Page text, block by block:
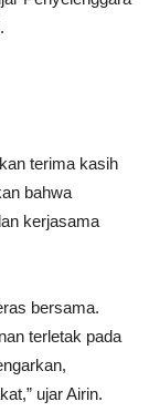
terima kasih
bahwa
kerjasama
bersama.
terletak pada
ujar Airin.